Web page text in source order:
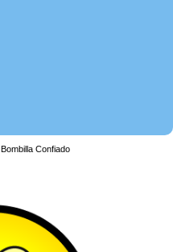
Bombilla Confiado